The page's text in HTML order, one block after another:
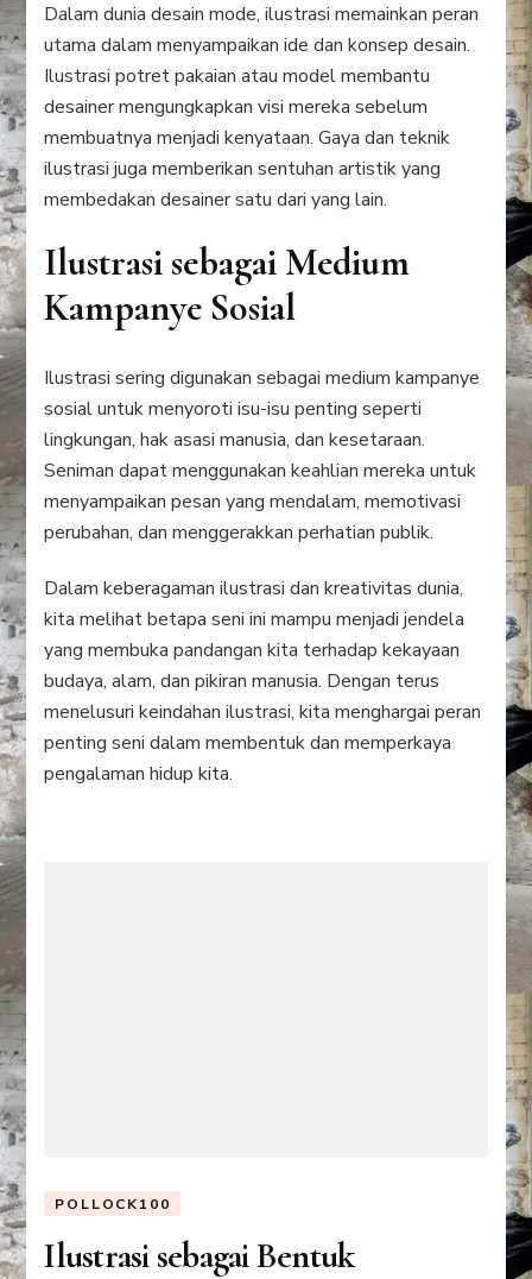
Dalam dunia desain mode, ilustrasi memainkan peran
utama dalam menyampaikan ide dan konsep desain.
Ilustrasi potret pakaian atau model membantu
desainer mengungkapkan visi mereka sebelum
membuatnya menjadi kenyataan. Gaya dan teknik
ilustrasi juga memberikan sentuhan artistik yang
membedakan desainer satu dari yang lain.
Ilustrasi sebagai Medium
Kampanye Sosial
Ilustrasi sering digunakan sebagai medium kampanye
sosial untuk menyoroti isu-isu penting seperti
lingkungan, hak asasi manusia, dan kesetaraan.
Seniman dapat menggunakan keahlian mereka untuk
menyampaikan pesan yang mendalam, memotivasi
perubahan, dan menggerakkan perhatian publik.
Dalam keberagaman ilustrasi dan kreativitas dunia,
kita melihat betapa seni ini mampu menjadi jendela
yang membuka pandangan kita terhadap kekayaan
budaya, alam, dan pikiran manusia. Dengan terus
menelusuri keindahan ilustrasi, kita menghargai peran
penting seni dalam membentuk dan memperkaya
pengalaman hidup kita.
POLLOCK100
Ilustrasi sebagai Bentuk